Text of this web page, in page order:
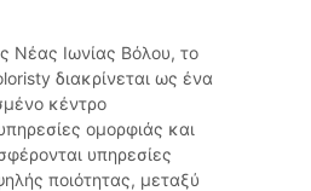
Νέας Ιωνίας Βόλου, το
διακρίνεται ως ένα
κέντρο
ομορφιάς και
υπηρεσίες
ποιότητας, μεταξύ